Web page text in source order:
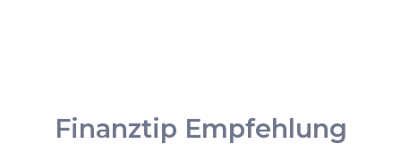
Finanztip Empfehlung